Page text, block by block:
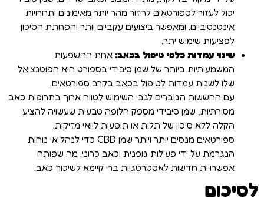
יכול לעזור לספורטאים לחזור מהר יותר מאימונים ותחרויות
אינטנסיביים. ומאפשר ביצועים עקביים יותר והפחתת הסיכון
לפציעות שימוש יתר.
שינוי עמדות כלפי טיפול בכאב: אחת ההשפעות
המשמעותיות ביותר של שמן סיבידי בספורט היא הפוטנציאל
שלו לשנות עמדות לטיפול בכאב בקרב ספורטאים.
עם החששות הגוברים לגבי השימוש לטווח ארוך בתרופות כאב
מסורתיות, שמן סיבידי מספק חלופה טבעית שעשויה להציע
הקלה ללא סיכון של תלות או תופעות לוואי מזיקות.
ספורטאים מנסים יותר ויותר שמן CBD כדי לנהל אי נוחות
הנגרמת על ידי פעילות גופנית וכאב כרוני. מה שפותח
אפשרויות חדשות לאסטרטגיות ברי קיימא לשיכוך כאב.
לסיכום